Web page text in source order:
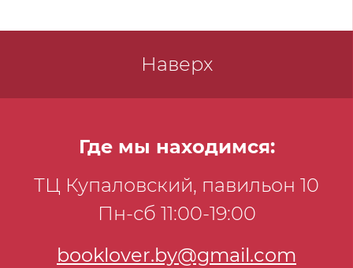
Наверх
Где мы находимся:
ТЦ Купаловский, павильон 10
Пн-сб 11:00-19:00
booklover.by@gmail.com